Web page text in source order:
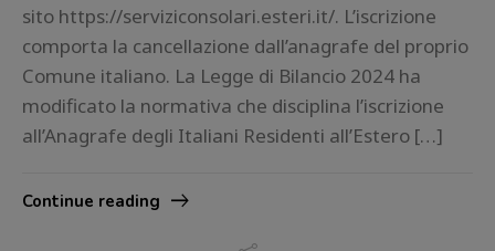
sito https://serviziconsolari.esteri.it/. L’iscrizione
comporta la cancellazione dall’anagrafe del proprio
Comune italiano. La Legge di Bilancio 2024 ha
modificato la normativa che disciplina l’iscrizione
all’Anagrafe degli Italiani Residenti all’Estero […]
Continue reading